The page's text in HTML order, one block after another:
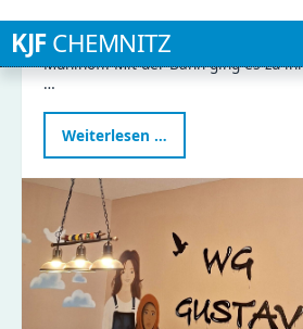
Am 04.06.2026 besuchten die
Gruppe des Kinderhauses
Mühlhoff. Mit der Bahn ging es zu
…
Weiterlesen …
bei
der
Imkerin